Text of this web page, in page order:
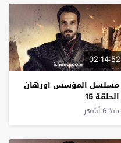
02:14:52
مسلسل المؤسس اورهان
الحلقة 15
منذ 6 أشهر